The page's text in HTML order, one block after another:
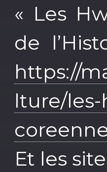
« Les
de
https://
lture/
Et les